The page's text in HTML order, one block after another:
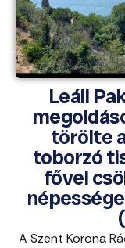
Leáll
törölte
toborzó
fővel
A Szent Korona